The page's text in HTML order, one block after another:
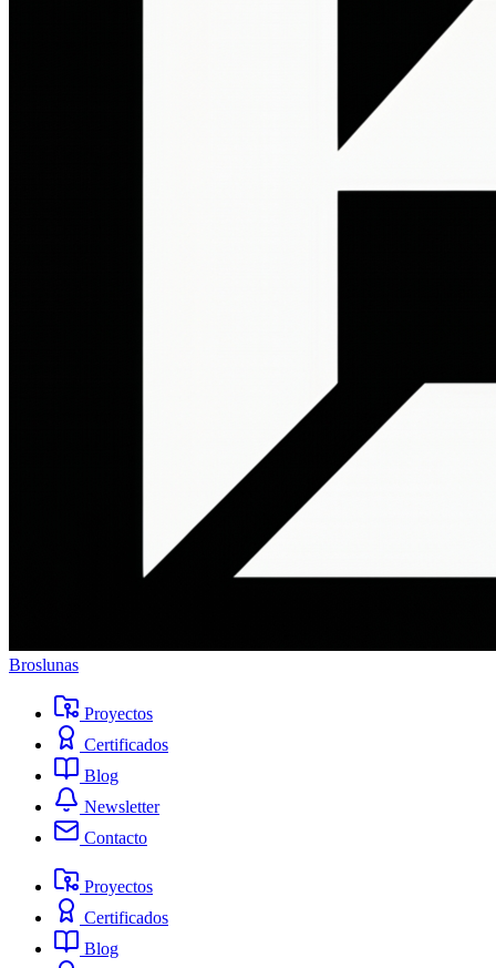
Broslunas
Proyectos
Certificados
Blog
Newsletter
Contacto
Proyectos
Certificados
Blog